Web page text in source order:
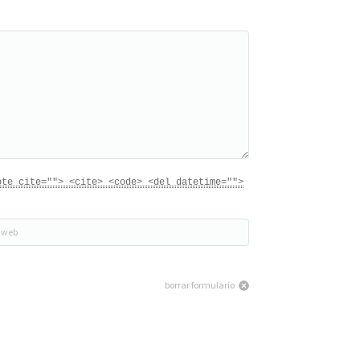
cite=""> <cite> <code> <del datetime="">
borrar formulario